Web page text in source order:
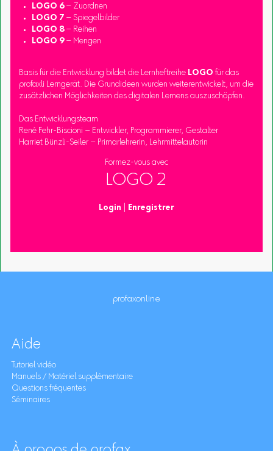
LOGO 6– Zuordnen
LOGO 7 – Spiegelbilder
LOGO 8– Reihen
LOGO 9– Mengen
Basis für die Entwicklung bildet die Lernheftreihe LOGO für das
profaxli Lerngerät. Die Grundideen wurden weiterentwickelt, um die
zusätzlichen Möglichkeiten des digitalen Lernens auszuschöpfen.
Das Entwicklungsteam
René Fehr-Biscioni – Entwickler, Programmierer, Gestalter
Harriet Bünzli-Seiler – Primarlehrerin, Lehrmittelautorin
Formez-vous avec
LOGO 2
Login Enregistrer
profaxonline
Aide
Tutoriel vidéo
Manuels / Matériel supplémentaire
Questions fréquentes
Séminaires